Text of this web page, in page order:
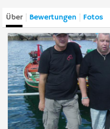
Über Bewertungen Fotos